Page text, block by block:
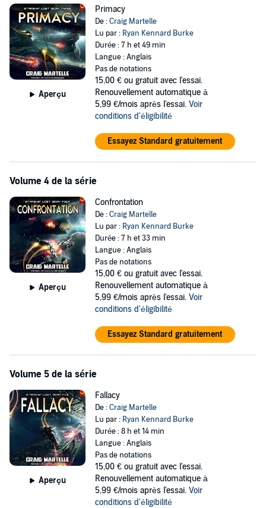
Aperçu
Primacy
De :Craig Martelle
Lu par : Ryan Kennard Burke
Durée : 7 h et 49 min
Langue : Anglais
Pas de notations
15,00 € ou gratuit avec l'essai.
Renouvellement automatique à
5,99 €/mois après l'essai. Voir
conditions d'éligibilité
Essayez Standard gratuitement
Volume 4 de la série
Aperçu
Confrontation
De :Craig Martelle
Lu par : Ryan Kennard Burke
Durée : 7 h et 33 min
Langue : Anglais
Pas de notations
15,00 € ou gratuit avec l'essai.
Renouvellement automatique à
5,99 €/mois après l'essai. Voir
conditions d'éligibilité
Essayez Standard gratuitement
Volume 5 de la série
Aperçu
Fallacy
De :Craig Martelle
Lu par : Ryan Kennard Burke
Durée : 8 h et 14 min
Langue : Anglais
Pas de notations
15,00 € ou gratuit avec l'essai.
Renouvellement automatique à
5,99 €/mois après l'essai. Voir
conditions d'éligibilité